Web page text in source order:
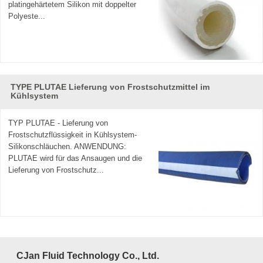
platingehärtetem Silikon mit doppelter
Polyeste...
TYPE PLUTAE Lieferung von Frostschutzmittel im
Kühlsystem
TYP PLUTAE - Lieferung von
Frostschutzflüssigkeit in Kühlsystem-
Silikonschläuchen. ANWENDUNG:
PLUTAE wird für das Ansaugen und die
Lieferung von Frostschutz...
CJan Fluid Technology Co., Ltd.